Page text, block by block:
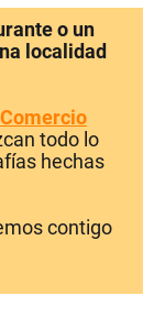
o un
localidad
Comercio
todo lo
hechas
contigo